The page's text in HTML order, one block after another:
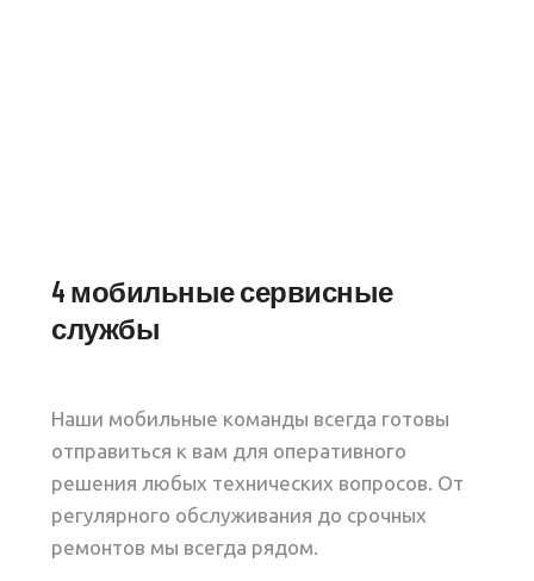
4 мобильные сервисные
службы
Наши мобильные команды всегда готовы
отправиться к вам для оперативного
решения любых технических вопросов. От
регулярного обслуживания до срочных
ремонтов мы всегда рядом.